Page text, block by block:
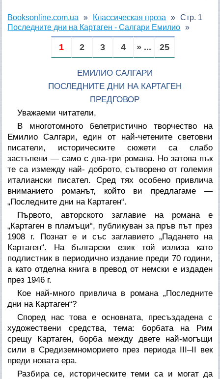
Booksonline.com.ua
Классическая проза
Последните дни на Картаген - Салгари Емилио
Стр. 1
1 2 3 4 » ... 25
ЕМИЛИО САЛГАРИ
ПОСЛЕДНИТЕ ДНИ НА КАРТАГЕН
ПРЕДГОВОР
Уважаеми читатели,
В многотомното белетристично творчество на
Емилио Салгари, един от най-четените световни
писатели, историческите сюжети са слабо
застъпени — само с два-три романа. Но затова пък
те са измежду най- доброто, сътворено от големия
италиански писател. Сред тях особено привлича
вниманието романът, който ви предлагаме —
„Последните дни на Картаген“.
Първото, авторското заглавие на романа е
„Картаген в пламъци“, публикуван за пръв път през
1908 г. Познат е и със заглавието „Падането на
Картаген“. На български език той излиза като
подлистник в периодично издание преди 70 години,
а като отделна книга в превод от немски е издаден
през 1946 г.
Кое най-много привлича в романа „Последните
дни на Картаген“?
Според нас това е основната, пресъздадена с
художествени средства, тема: борбата на Рим
срещу Картаген, борба между двете най-могъщи
сили в Средиземноморието през периода III–II век
преди новата ера.
Разбира се, историческите теми са и могат да